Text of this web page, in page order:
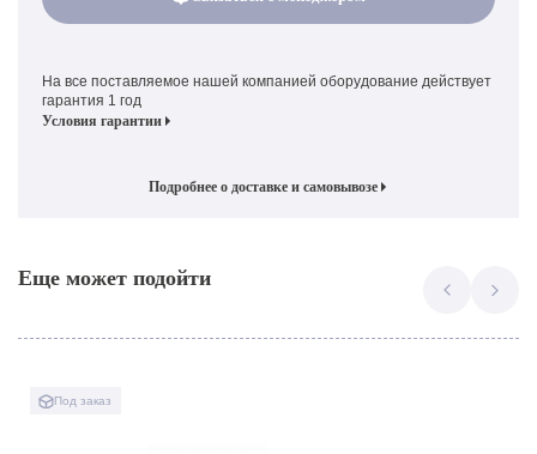
На все поставляемое нашей компанией оборудование действует
гарантия 1 год
Условия гарантии
Подробнее о доставке и самовывозе
Еще может подойти
Под заказ